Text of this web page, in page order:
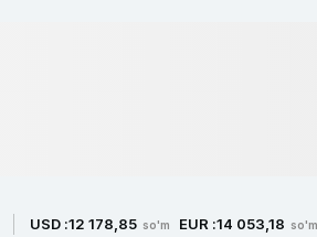
USD :12 178,85 so'm EUR :14 053,18 so'm